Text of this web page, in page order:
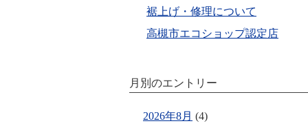
裾上げ・修理について
高槻市エコショップ認定店
月別のエントリー
2026年8月 (4)